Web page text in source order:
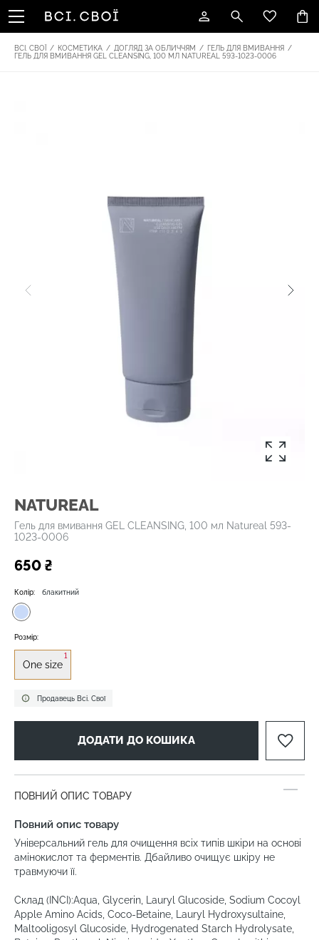
ВСІ. СВОЇ / КОСМЕТИКА / ДОГЛЯД ЗА ОБЛИЧЧЯМ / ГЕЛЬ ДЛЯ ВМИВАННЯ
/
ГЕЛЬ ДЛЯ ВМИВАННЯ GEL CLEANSING, 100 МЛ NATUREAL 593-1023-0006
NATUREAL
Гель для вмивання GEL CLEANSING, 100 мл Natureal 593-
1023-0006
650 ₴
Продавець Всі. Свої
Колір: блакитний
Розмір:
One size
1
ДОДАТИ ДО КОШИКА
ПОВНИЙ ОПИС ТОВАРУ
Повний опис товару
Універсальний гель для очищення всіх типів шкіри на основі
амінокислот та ферментів. Дбайливо очищує шкіру не
травмуючи її.
Склад (INCI):Aqua, Glycerin, Lauryl Glucoside, Sodium Cocoyl
Apple Amino Acids, Coco-Betaine, Lauryl Hydroxysultaine,
Maltooligosyl Glucoside, Hydrogenated Starch Hydrolysate,